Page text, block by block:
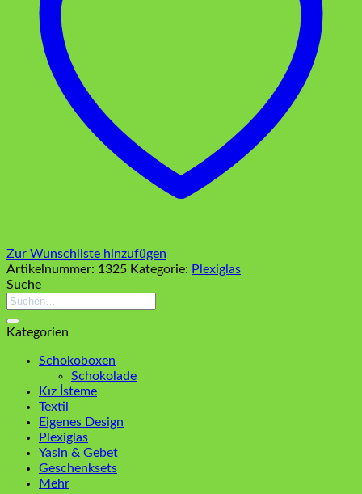
Zur Wunschliste hinzufügen
Artikelnummer: 1325 Kategorie: Plexiglas
Suche
Suchen
Kategorien
Schokoboxen
Schokolade
Kız İsteme
Textil
Eigenes Design
Plexiglas
Yasin & Gebet
Geschenksets
Mehr